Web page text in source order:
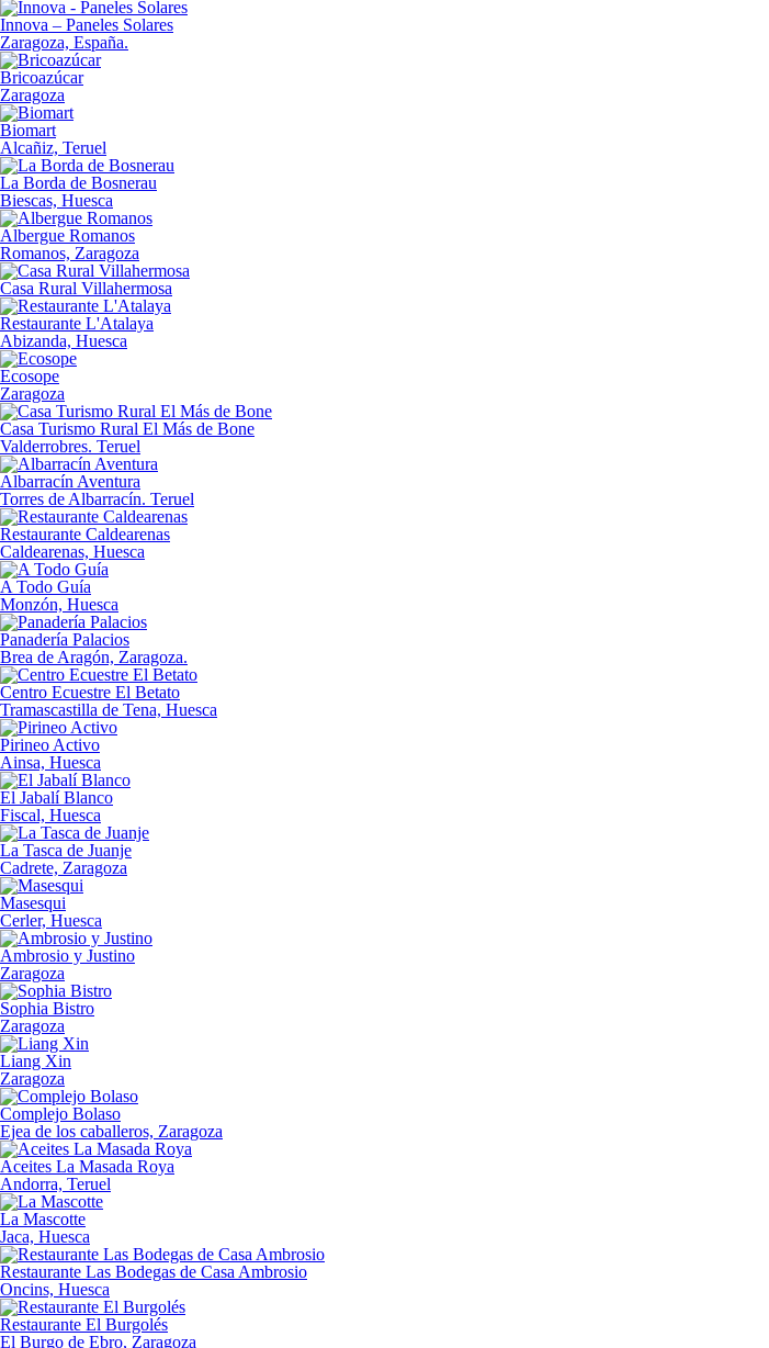
Innova – Paneles Solares
Zaragoza, España.
Bricoazúcar
Zaragoza
Biomart
Alcañiz, Teruel
La Borda de Bosnerau
Biescas, Huesca
Albergue Romanos
Romanos, Zaragoza
Casa Rural Villahermosa
Restaurante L'Atalaya
Abizanda, Huesca
Ecosope
Zaragoza
Casa Turismo Rural El Más de Bone
Valderrobres. Teruel
Albarracín Aventura
Torres de Albarracín. Teruel
Restaurante Caldearenas
Caldearenas, Huesca
A Todo Guía
Monzón, Huesca
Panadería Palacios
Brea de Aragón, Zaragoza.
Centro Ecuestre El Betato
Tramascastilla de Tena, Huesca
Pirineo Activo
Ainsa, Huesca
El Jabalí Blanco
Fiscal, Huesca
La Tasca de Juanje
Cadrete, Zaragoza
Masesqui
Cerler, Huesca
Ambrosio y Justino
Zaragoza
Sophia Bistro
Zaragoza
Liang Xin
Zaragoza
Complejo Bolaso
Ejea de los caballeros, Zaragoza
Aceites La Masada Roya
Andorra, Teruel
La Mascotte
Jaca, Huesca
Restaurante Las Bodegas de Casa Ambrosio
Oncins, Huesca
Restaurante El Burgolés
El Burgo de Ebro, Zaragoza